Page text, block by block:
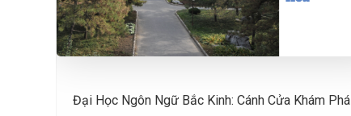
Đại Học Ngôn Ngữ Bắc Kinh: Cánh Cửa Khám Phá